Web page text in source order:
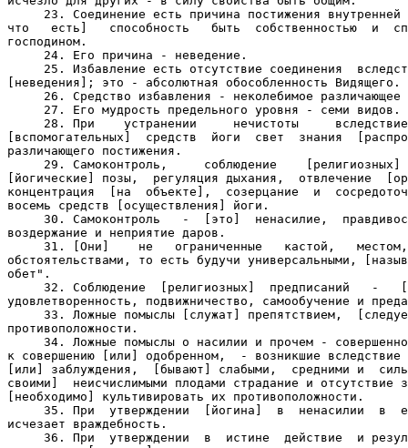
23. Соединение есть причина постижения внутренней
что   есть]   способность   быть  собственностью  и
господином.
     24. Его причина - неведение.
25. Избавление есть отсутствие соединения
[неведения]; это - абсолютная обособленность Видящего.
26. Средство избавления - неколебимое различающее
     27. Его мудрость предельного уровня - семи видов.
28. При    устранении     нечистоты
[вспомогательных]  средств  йоги  свет  знания
различающего постижения.
29. Самоконтроль,     соблюдение    [религиозных]
[йогические] позы,  регуляция дыхания,  отвлечение
концентрация  [на  объекте],  созерцание  и
восемь средств [осуществления] йоги.
30. Самоконтроль   -  [это]  ненасилие,
воздержание и неприятие даров.
31. [Они]    не   ограниченные   кастой,
обстоятельствами, то есть будучи универсальными,
обет".
32. Соблюдение  [религиозных]  предписаний   -
удовлетворенность, подвижничество, самообучение и
33. Ложные помыслы [служат] препятствием,
противоположности.
34. Ложные помыслы о насилии и прочем -
к совершению [или] одобренном,  - возникшие вследствие
[или] заблуждения,  [бывают] слабыми,  средними и
своими]  неисчислимыми плодами страдание и отсутствие
[необходимо] культивировать их противоположности.
35. При  утверждении  [йогина]  в  ненасилии  в
исчезает враждебность.
36. При  утверждении  в  истине  действие  и